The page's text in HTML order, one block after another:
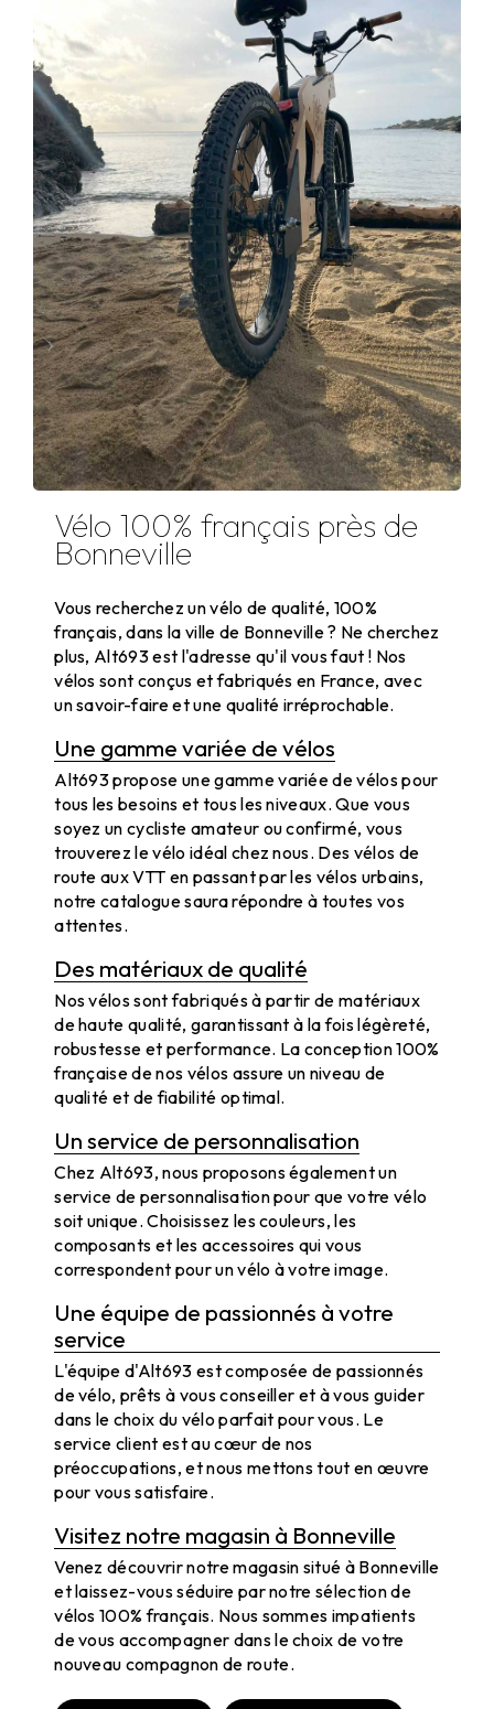
Vélo 100% français près de
Bonneville
Vous recherchez un vélo de qualité, 100%
français, dans la ville de Bonneville ? Ne cherchez
plus, Alt693 est l'adresse qu'il vous faut ! Nos
vélos sont conçus et fabriqués en France, avec
un savoir-faire et une qualité irréprochable.
Une gamme variée de vélos
Alt693 propose une gamme variée de vélos pour
tous les besoins et tous les niveaux. Que vous
soyez un cycliste amateur ou confirmé, vous
trouverez le vélo idéal chez nous. Des vélos de
route aux VTT en passant par les vélos urbains,
notre catalogue saura répondre à toutes vos
attentes.
Des matériaux de qualité
Nos vélos sont fabriqués à partir de matériaux
de haute qualité, garantissant à la fois légèreté,
robustesse et performance. La conception 100%
française de nos vélos assure un niveau de
qualité et de fiabilité optimal.
Un service de personnalisation
Chez Alt693, nous proposons également un
service de personnalisation pour que votre vélo
soit unique. Choisissez les couleurs, les
composants et les accessoires qui vous
correspondent pour un vélo à votre image.
Une équipe de passionnés à votre
service
L'équipe d'Alt693 est composée de passionnés
de vélo, prêts à vous conseiller et à vous guider
dans le choix du vélo parfait pour vous. Le
service client est au cœur de nos
préoccupations, et nous mettons tout en œuvre
pour vous satisfaire.
Visitez notre magasin à Bonneville
Venez découvrir notre magasin situé à Bonneville
et laissez-vous séduire par notre sélection de
vélos 100% français. Nous sommes impatients
de vous accompagner dans le choix de votre
nouveau compagnon de route.